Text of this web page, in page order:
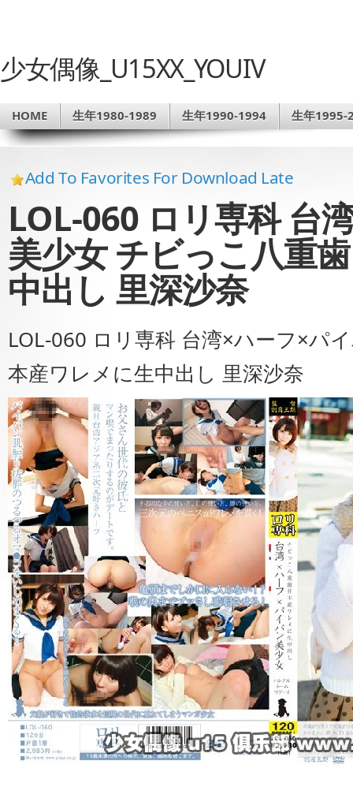
少女偶像_U15XX_YOUIV
HOME 生年1980-1989 生年1990-1994 生年1995-
Add To Favorites For Download Late
LOL-060 ロリ専科 台
美少女 チビっこ八重
中出し 里深沙奈
LOL-060 ロリ専科 台湾×ハーフ×パ
本産ワレメに生中出し 里深沙奈